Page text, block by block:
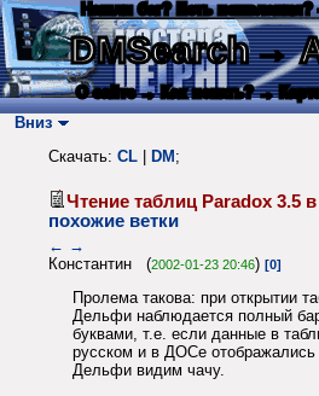
Нашли баг? Есть пожелания?
DMSearch→
О сайте → Как искать? →
Вниз
Скачать: CL DM ;
Чтение таблиц Paradox 3.5
похожие ветки
← →
Константин (2002-01-23 20:46) [0]
Пролема такова: при открытии
Дельфи наблюдается полный
буквами, т.е. если данные в
русском и в ДОСе
Дельфи видим чачу.